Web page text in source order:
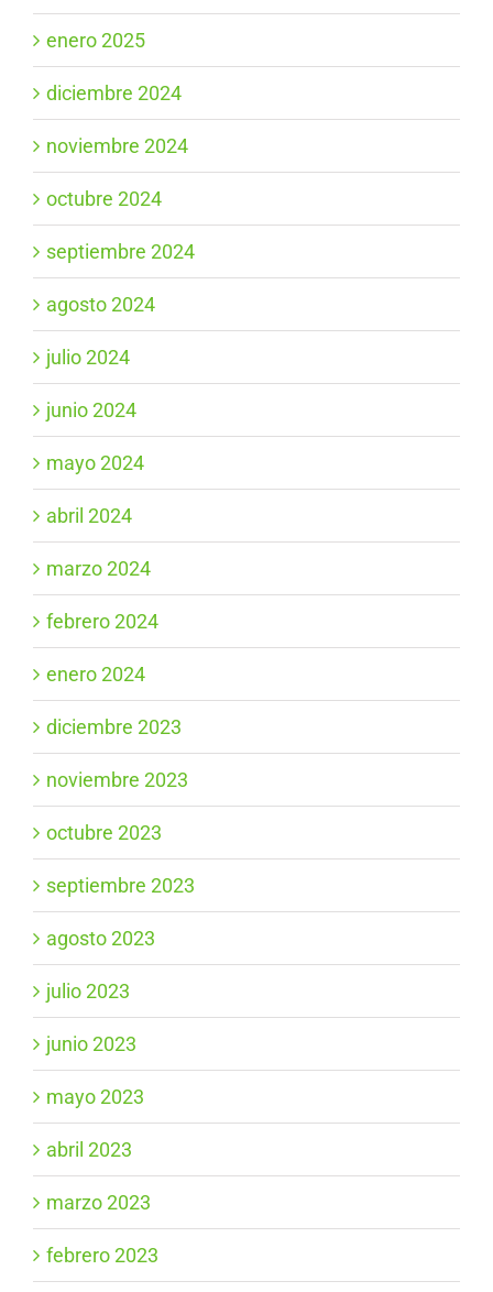
enero 2025
diciembre 2024
noviembre 2024
octubre 2024
septiembre 2024
agosto 2024
julio 2024
junio 2024
mayo 2024
abril 2024
marzo 2024
febrero 2024
enero 2024
diciembre 2023
noviembre 2023
octubre 2023
septiembre 2023
agosto 2023
julio 2023
junio 2023
mayo 2023
abril 2023
marzo 2023
febrero 2023